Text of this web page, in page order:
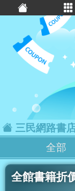
三民網路書
全部
全館書籍折